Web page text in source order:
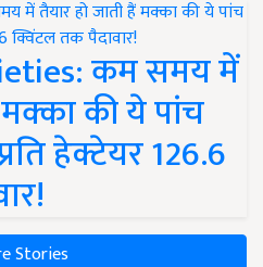
कम समय में
की ये पांच
हेक्टेयर 126.6
Stories